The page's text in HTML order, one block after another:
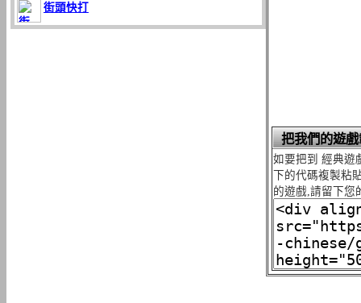
街頭快打
把我們的遊
如要把到 經典遊
下的代碼複製粘
的遊戲,請留下您